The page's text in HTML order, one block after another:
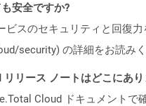
安全ですか?
ビスのセキュリティと回復
security) の詳細をお読みく
リース ノートはどこにあ
Cloud ドキュメントで